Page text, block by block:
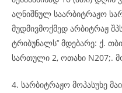
აღნიშნულ საარბიტრაჟო
მუდმივმოქმედ არბიტრაჟ
ტრიბუნალს’’ მდებარე: ქ.
სართული 2, ოთახი N207;.
4. სარბიტრაჟო მოპასუხე